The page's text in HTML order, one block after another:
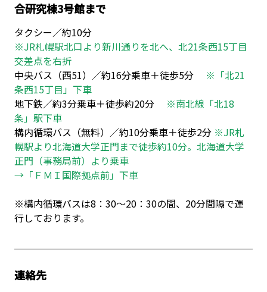
合研究棟3号館まで
タクシー／約10分
※JR札幌駅北口より新川通りを北へ、北21条西15丁目
交差点を右折
中央バス（西51）／約16分乗車＋徒歩5分 ※「北21
条西15丁目」下車
地下鉄／約3分乗車＋徒歩約20分 ※南北線「北18
条」駅下車
構内循環バス（無料）／約10分乗車＋徒歩2分 ※JR札
幌駅より北海道大学正門まで徒歩約10分。北海道大学
正門（事務局前）より乗車
→「ＦＭＩ国際拠点前」下車
※構内循環バスは8：30～20：30の間、20分間隔で運
行しております。
連絡先